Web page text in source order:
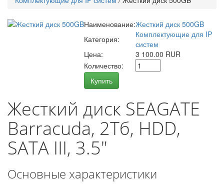
Наименование:Жесткий диск 500GB
Категория:
Комплектующие для IP
систем
Цена:
3 100.00 RUR
Количество:
Купить
Жесткий диск SEAGATE
Barracuda, 2Тб, HDD,
SATA III, 3.5"
Основные характеристики